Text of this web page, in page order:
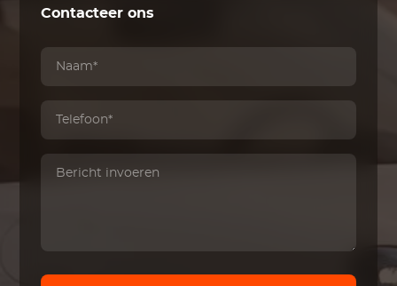
Contacteer ons